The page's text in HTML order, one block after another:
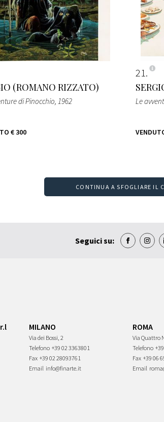
(ROMANO RIZZATO)
di Pinocchio, 1962
€ 300
21
Le
CONTINUA A SFOGLIARE IL
Seguici su:
MILANO
Via dei Bossi, 2
Telefono +39 02 3363801
Fax +39 02 28093761
Email info@finarte.it
ROMA
Via Quattro
Telefono
Fax +39 06
Email